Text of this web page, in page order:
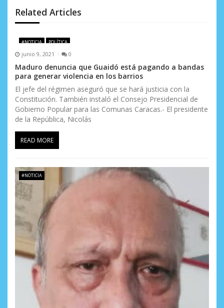
d
e
n
t
r
a
d
s
Related Articles
#NOTICIA POLÍTICA
junio 9, 2021 0
Maduro denuncia que Guaidó está pagando a bandas
para generar violencia en los barrios
El jefe del régimen aseguró que se hará justicia con la
Constitución. También instaló el Consejo Presidencial de
Gobierno Popular para las Comunas Caracas.- El presidente
de la República, Nicolás
READ MORE
#NOTICIA